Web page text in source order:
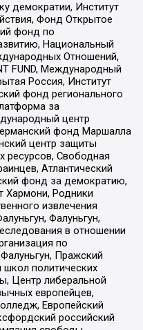
демократии, Институт
Фонд Открытое
фонд по
Национальный
Отношений,
FUND, Международный
Россия, Институт
фонд регионального
за
центр
фонд Маршалла
центр защиты
Свободная
Атлантический
фонд за демократию,
Родники
извлечения
Фалуньгун,
в отношении
по
Пражский
политических
Центр либеральной
европейцев,
Европейский
российский